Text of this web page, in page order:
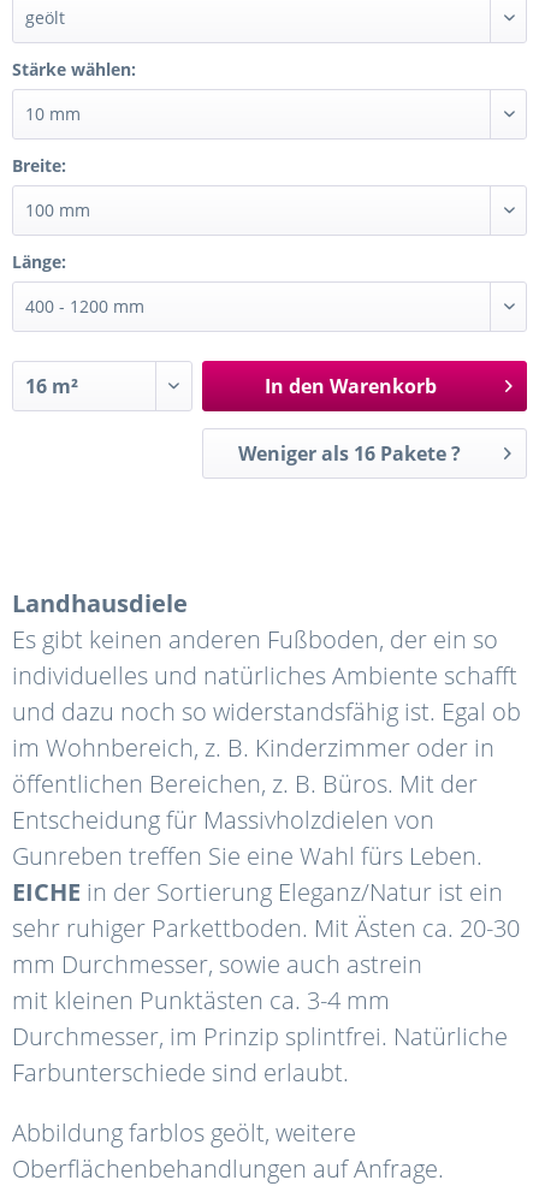
Stärke wählen:
Breite:
Länge:
In den Warenkorb
Weniger als 16 Pakete ?
Landhausdiele
Es gibt keinen anderen Fußboden, der ein so
individuelles und natürliches Ambiente schafft
und dazu noch so widerstandsfähig ist. Egal ob
im Wohnbereich, z. B. Kinderzimmer oder in
öffentlichen Bereichen, z. B. Büros. Mit der
Entscheidung für Massivholzdielen von
Gunreben treffen Sie eine Wahl fürs Leben.
EICHE in der Sortierung Eleganz/Natur ist ein
sehr ruhiger Parkettboden. Mit Ästen ca. 20-30
mm Durchmesser, sowie auch astrein
mit kleinen Punktästen ca. 3-4 mm
Durchmesser, im Prinzip splintfrei. Natürliche
Farbunterschiede sind erlaubt.
Abbildung farblos geölt, weitere
Oberflächenbehandlungen auf Anfrage.